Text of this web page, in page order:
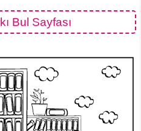
Bul Sayfası